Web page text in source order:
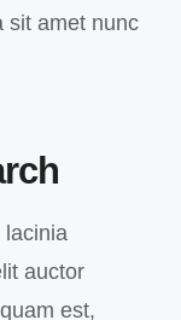
sit amet nunc
lacinia
auctor
est,